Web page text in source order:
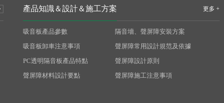
出標準，易對周邊工廠及居民區等造成噪音困擾。為~噪音對居民的影
音。控...
了解更多
金屬聲屏障
百葉型吸音板
平面穿孔吸音板
凹凸隔聲板
組合透明型隔音板
噪音治理吸隔音板
地鐵施工工地隔音圍擋
產品知識＆設計＆施工方案 更多 +
吸音板產品參數
隔音墻、聲屏障安裝方案
吸音板卸車注意事項
聲屏障常用設計規范及依據
PC透明隔音板產品特點
聲屏障設計原則
聲屏障材料設計要點
聲屏障施工注意事項